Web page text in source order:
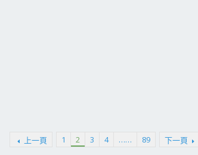
上一頁 1 2 3 4 …… 89 下一頁